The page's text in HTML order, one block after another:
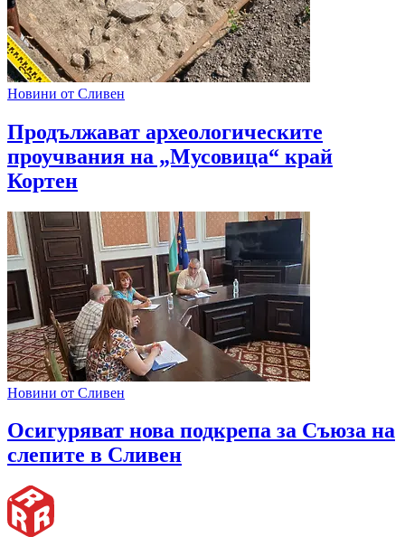
Новини от Сливен
Продължават археологическите
проучвания на „Мусовица“ край
Кортен
Новини от Сливен
Oсигуряват нова подкрепа за Съюза на
слепите в Сливен